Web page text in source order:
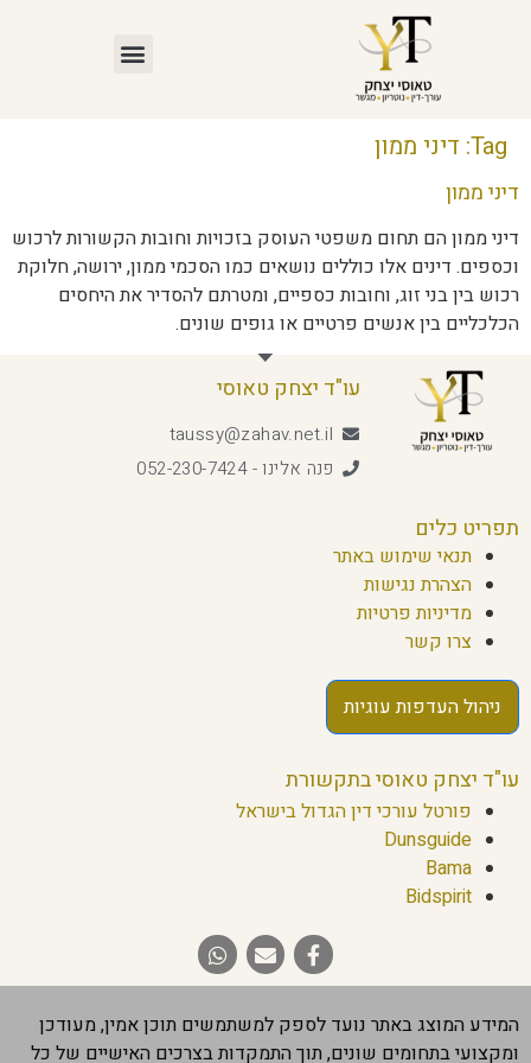
Tag: דיני ממון
דיני ממון
דיני ממון הם תחום משפטי העוסק בזכויות וחובות הקשורות לרכוש
וכספים. דינים אלו כוללים נושאים כמו הסכמי ממון, ירושה, חלוקת
רכוש בין בני זוג, וחובות כספיים, ומטרתם להסדיר את היחסים
הכלכליים בין אנשים פרטיים או גופים שונים.
עו"ד יצחק טאוסי
taussy@zahav.net.il
פנה אלינו - 052-230-7424
תפריט כלים
תנאי שימוש באתר
הצהרת נגישות
מדיניות פרטיות
צרו קשר
ניהול העדפות עוגיות
עו"ד יצחק טאוסי בתקשורת
פורטל עורכי דין הגדול בישראל
Dunsguide
Bama
Bidspirit
המידע המוצג באתר נועד לספק למשתמשים תוכן אמין, מעודכן
ומקצועי בתחומים שונים, תוך התמקדות בצרכים האישיים של כל